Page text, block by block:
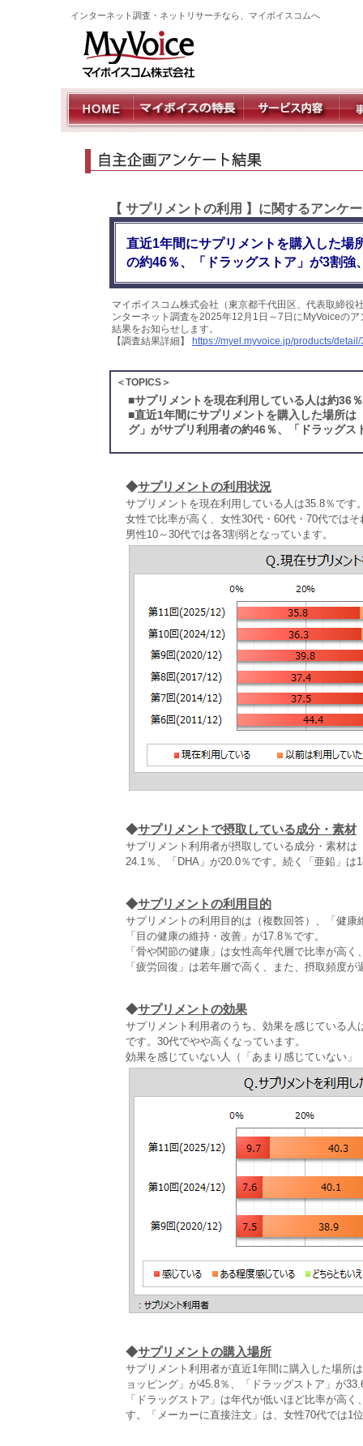
インターネット調査・ネットリサーチなら、マイボイスコムへ
【 サプリメントの利用 】に関するアンケ
直近1年間にサプリメントを購入した場
の約46％、「ドラッグストア」が3割強
マイボイスコム株式会社（東京都千代田区、代表取締
ンターネット調査を2025年12月1日～7日にMyVoiceの
結果をお知らせします。
【調査結果詳細】
https://myel.myvoice.jp/products/
＜TOPICS＞
■サプリメントを現在利用している人は約36
■直近1年間にサプリメントを購入した場所
グ」がサプリ利用者の約46％、「ドラッグ
◆サプリメントの利用状況
サプリメントを現在利用している人は35.8％です
女性で比率が高く、女性30代・60代・70代では
男性10～30代では各3割弱となっています。
◆サプリメントで摂取している成分・素材
サプリメント利用者が摂取している成分・素材
24.1％、「DHA」が20.0％です。続く「亜鉛」
◆サプリメントの利用目的
サプリメントの利用目的は（複数回答）、「健
「目の健康の維持・改善」が17.8％です。
「骨や関節の健康」は女性高年代層で比率が高
「疲労回復」は若年層で高く、また、摂取頻度
◆サプリメントの効果
サプリメント利用者のうち、効果を感じている
です。30代でやや高くなっています。
効果を感じていない人（「あまり感じていない
◆サプリメントの購入場所
サプリメント利用者が直近1年間に購入した場所
ョッピング」が45.8％、「ドラッグストア」が
「ドラッグストア」は年代が低いほど比率が高
す。「メーカーに直接注文」は、女性70代では1